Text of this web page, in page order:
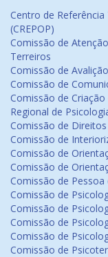
Centro de
(CREPOP)
Comissão de
Terreiros
Comissão de
Comissão de
Comissão de
Regional de
Comissão de
Comissão de
Comissão de
Comissão de
Comissão de
Comissão de
Comissão de
Comissão de
Comissão de
Comissão de